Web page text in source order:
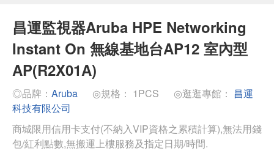
昌運監視器Aruba HPE Networking
Instant On 無線基地台AP12 室內型
AP(R2X01A)
◎品牌： Aruba ◎規格： 1PCS ◎逛逛專館： 昌運
科技有限公司
商城限用信用卡支付(不納入VIP資格之累積計算),無法用錢
包/紅利點數,無搬運上樓服務及指定日期/時間.